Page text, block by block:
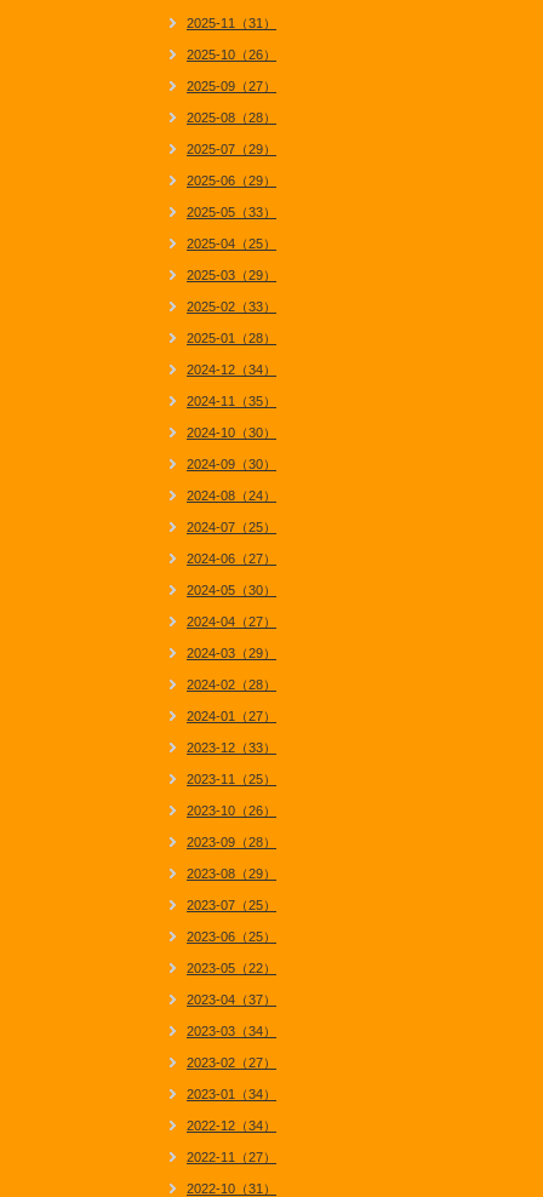
2025-11（31）
2025-10（26）
2025-09（27）
2025-08（28）
2025-07（29）
2025-06（29）
2025-05（33）
2025-04（25）
2025-03（29）
2025-02（33）
2025-01（28）
2024-12（34）
2024-11（35）
2024-10（30）
2024-09（30）
2024-08（24）
2024-07（25）
2024-06（27）
2024-05（30）
2024-04（27）
2024-03（29）
2024-02（28）
2024-01（27）
2023-12（33）
2023-11（25）
2023-10（26）
2023-09（28）
2023-08（29）
2023-07（25）
2023-06（25）
2023-05（22）
2023-04（37）
2023-03（34）
2023-02（27）
2023-01（34）
2022-12（34）
2022-11（27）
2022-10（31）